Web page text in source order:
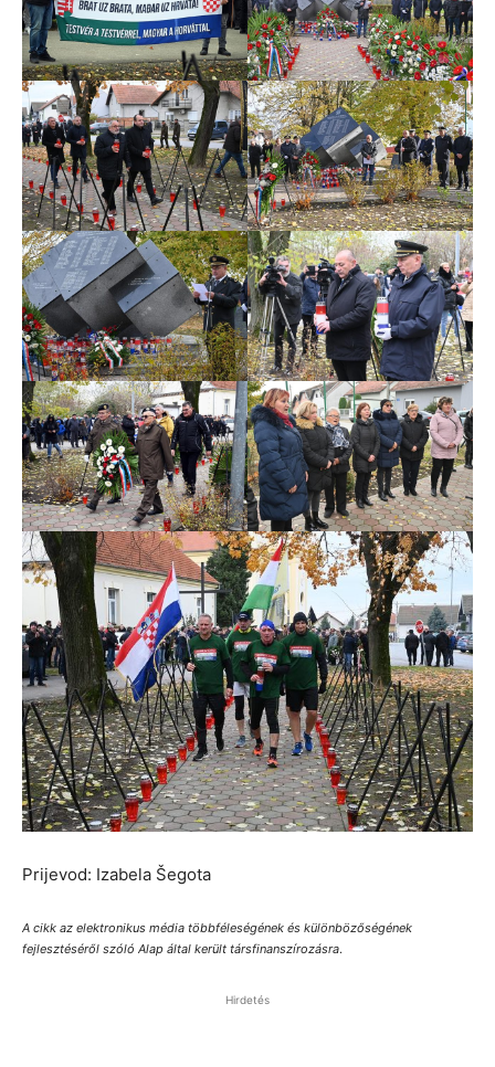
Prijevod: Izabela Šegota
A cikk az elektronikus média többféleségének és különbözőségének
fejlesztéséről szóló Alap által került társfinanszírozásra.
Hirdetés